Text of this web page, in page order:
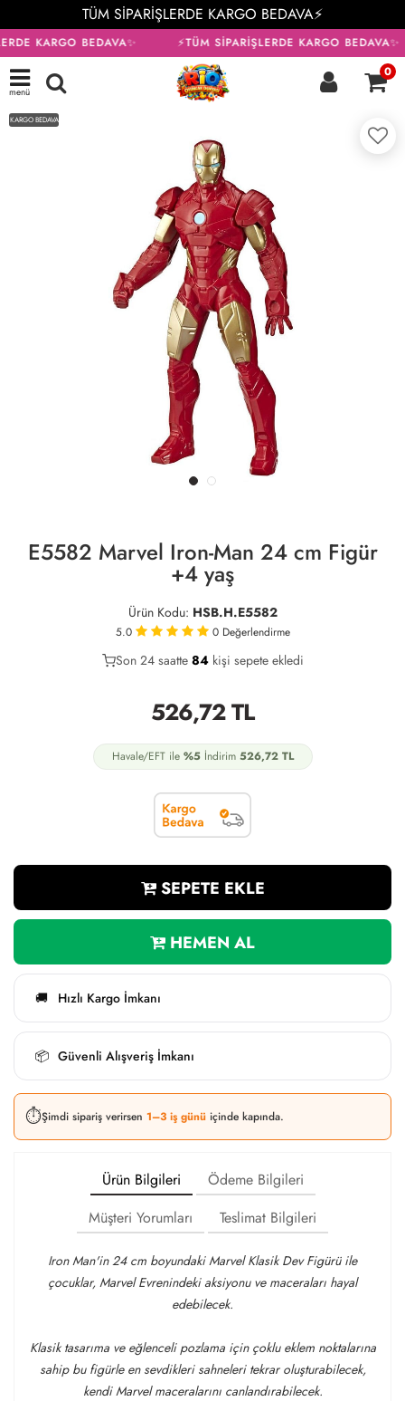
TÜM SİPARİŞLERDE KARGO BEDAVA⚡
KARGO BEDAVA✨ ⚡TÜM SİPARİŞLERDE KARGO BEDAVA✨
menü
0
KARGO BEDAVA
E5582 Marvel Iron-Man 24 cm Figür
+4 yaş
Ürün Kodu: HSB.H.E5582
5.0 0 Değerlendirme
41
Son 24 saatte 84 kişi sepete ekledi
34
526,72TL
Havale/EFT ile %5İndirim 526,72TL
SEPETE EKLE
HEMEN AL
🚚 Hızlı Kargo İmkanı
📦 Güvenli Alışveriş İmkanı
⏱️Şimdi sipariş verirsen 1–3 iş günü içinde kapında.
Ürün Bilgileri
Ödeme Bilgileri
Müşteri Yorumları
Teslimat Bilgileri
Iron Man'in 24 cm boyundaki Marvel Klasik Dev Figürü ile
çocuklar, Marvel Evrenindeki aksiyonu ve maceraları hayal
edebilecek.
Klasik tasarıma ve eğlenceli pozlama için çoklu eklem noktalarına
sahip bu figürle en sevdikleri sahneleri tekrar oluşturabilecek,
kendi Marvel maceralarını canlandırabilecek.